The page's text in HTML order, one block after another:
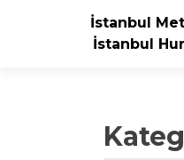
İstanbul
İstanbul